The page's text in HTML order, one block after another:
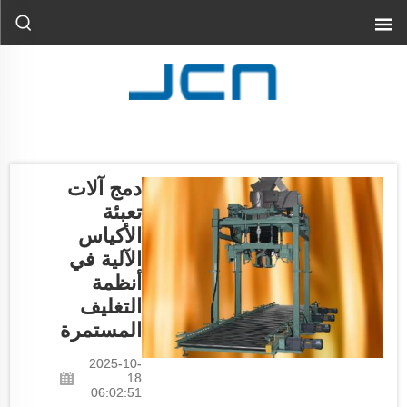
دمج آلات
تعبئة
الأكياس
الآلية في
أنظمة
التغليف
المستمرة
2025-10-
18
06:02:51